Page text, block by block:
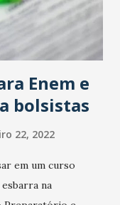
Enem e
bolsistas
22, 2022
em um curso
na